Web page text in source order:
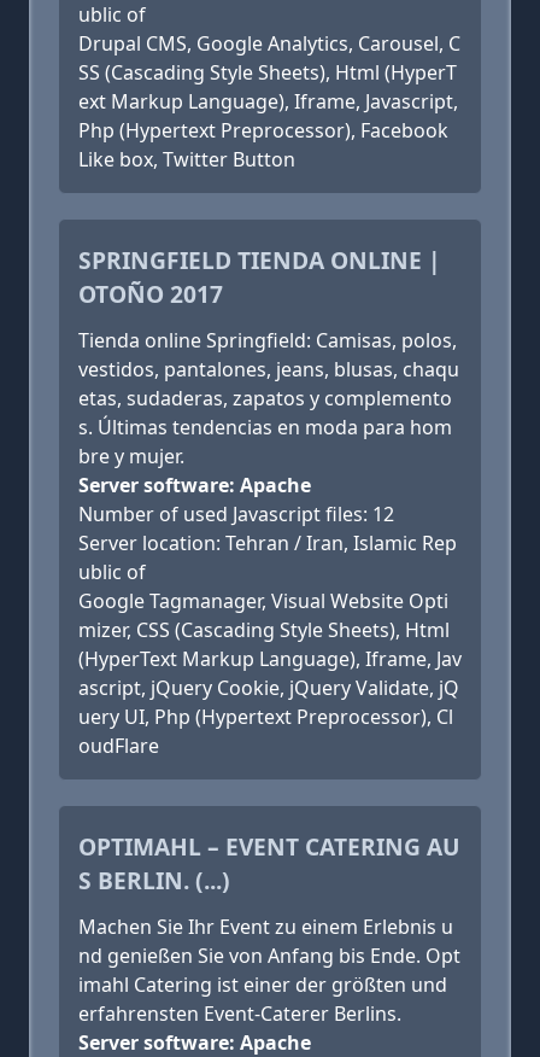
ublic of
Drupal CMS, Google Analytics, Carousel, C
SS (Cascading Style Sheets), Html (HyperT
ext Markup Language), Iframe, Javascript,
Php (Hypertext Preprocessor), Facebook
Like box, Twitter Button
SPRINGFIELD TIENDA ONLINE |
OTOÑO 2017
Tienda online Springfield: Camisas, polos,
vestidos, pantalones, jeans, blusas, chaqu
etas, sudaderas, zapatos y complemento
s. Últimas tendencias en moda para hom
bre y mujer.
Server software: Apache
Number of used Javascript files: 12
Server location: Tehran / Iran, Islamic Rep
ublic of
Google Tagmanager, Visual Website Opti
mizer, CSS (Cascading Style Sheets), Html
(HyperText Markup Language), Iframe, Jav
ascript, jQuery Cookie, jQuery Validate, jQ
uery UI, Php (Hypertext Preprocessor), Cl
oudFlare
OPTIMAHL – EVENT CATERING AU
S BERLIN. (...)
Machen Sie Ihr Event zu einem Erlebnis u
nd genießen Sie von Anfang bis Ende. Opt
imahl Catering ist einer der größten und
erfahrensten Event-Caterer Berlins.
Server software: Apache